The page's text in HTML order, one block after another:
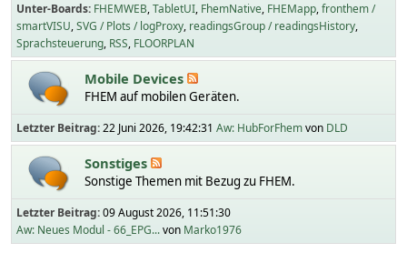
Unter-Boards FHEMWEB TabletUI FhemNative FHEMapp fronthem /
smartVISU SVG / Plots / logProxy readingsGroup / readingsHistory
Sprachsteuerung RSS FLOORPLAN
Mobile Devices
FHEM auf mobilen Geräten.
Letzter Beitrag:22 Juni 2026, 19:42:31 Aw: HubForFhemvon DLD
Sonstiges
Sonstige Themen mit Bezug zu FHEM.
Letzter Beitrag:09 August 2026, 11:51:30
Aw: Neues Modul - 66_EPG...von Marko1976